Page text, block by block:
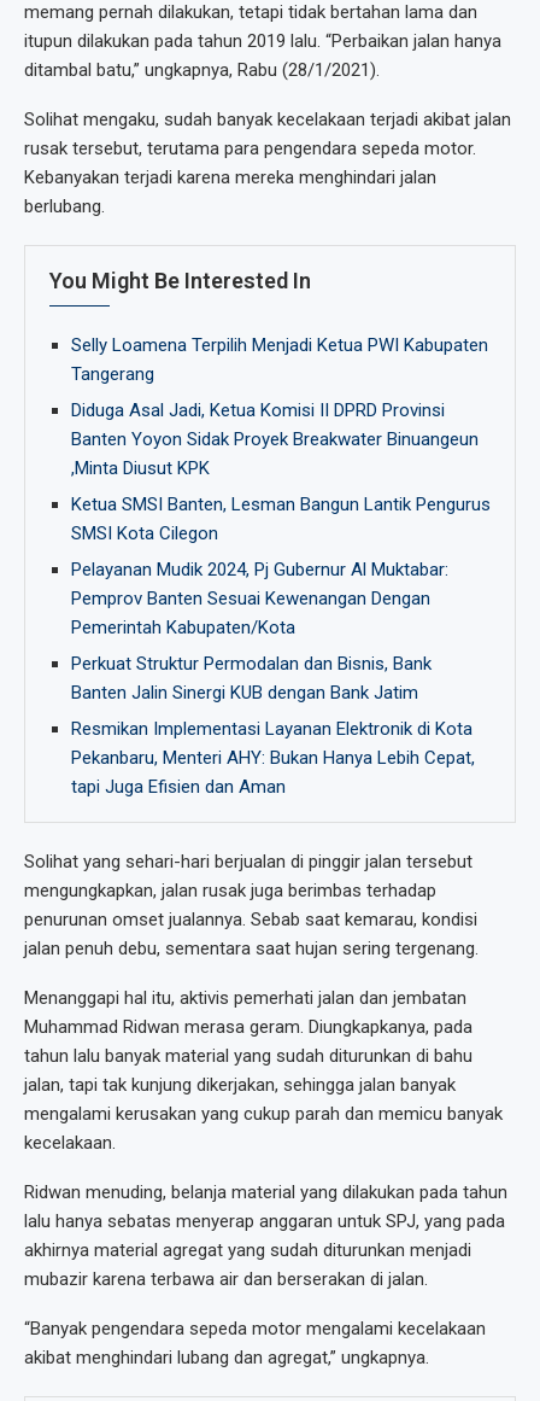
memang pernah dilakukan, tetapi tidak bertahan lama dan
itupun dilakukan pada tahun 2019 lalu. “Perbaikan jalan hanya
ditambal batu,” ungkapnya, Rabu (28/1/2021).
Solihat mengaku, sudah banyak kecelakaan terjadi akibat jalan
rusak tersebut, terutama para pengendara sepeda motor.
Kebanyakan terjadi karena mereka menghindari jalan
berlubang.
You Might Be Interested In
Selly Loamena Terpilih Menjadi Ketua PWI Kabupaten
Tangerang
Diduga Asal Jadi, Ketua Komisi II DPRD Provinsi
Banten Yoyon Sidak Proyek Breakwater Binuangeun
,Minta Diusut KPK
Ketua SMSI Banten, Lesman Bangun Lantik Pengurus
SMSI Kota Cilegon
Pelayanan Mudik 2024, Pj Gubernur Al Muktabar:
Pemprov Banten Sesuai Kewenangan Dengan
Pemerintah Kabupaten/Kota
Perkuat Struktur Permodalan dan Bisnis, Bank
Banten Jalin Sinergi KUB dengan Bank Jatim
Resmikan Implementasi Layanan Elektronik di Kota
Pekanbaru, Menteri AHY: Bukan Hanya Lebih Cepat,
tapi Juga Efisien dan Aman
Solihat yang sehari-hari berjualan di pinggir jalan tersebut
mengungkapkan, jalan rusak juga berimbas terhadap
penurunan omset jualannya. Sebab saat kemarau, kondisi
jalan penuh debu, sementara saat hujan sering tergenang.
Menanggapi hal itu, aktivis pemerhati jalan dan jembatan
Muhammad Ridwan merasa geram. Diungkapkanya, pada
tahun lalu banyak material yang sudah diturunkan di bahu
jalan, tapi tak kunjung dikerjakan, sehingga jalan banyak
mengalami kerusakan yang cukup parah dan memicu banyak
kecelakaan.
Ridwan menuding, belanja material yang dilakukan pada tahun
lalu hanya sebatas menyerap anggaran untuk SPJ, yang pada
akhirnya material agregat yang sudah diturunkan menjadi
mubazir karena terbawa air dan berserakan di jalan.
“Banyak pengendara sepeda motor mengalami kecelakaan
akibat menghindari lubang dan agregat,” ungkapnya.